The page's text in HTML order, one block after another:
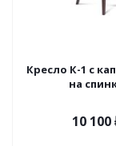
Кресло К-1 с
на
10 100